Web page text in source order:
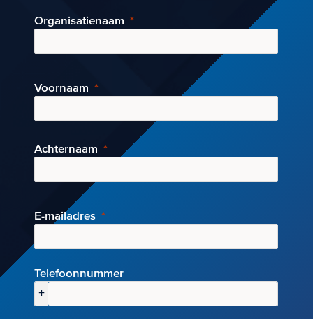
Organisatienaam
Voornaam
Achternaam
E-mailadres
Telefoonnummer
+